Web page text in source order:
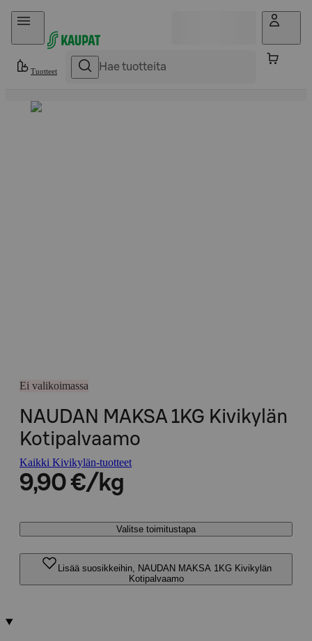
Hyppää sisältöön
Tuotteet
Ei valikoimassa
NAUDAN MAKSA 1KG Kivikylän
Kotipalvaamo
Kaikki Kivikylän-tuotteet
9,90 €/kg
Valitse toimitustapa
Lisää suosikkeihin, NAUDAN MAKSA 1KG Kivikylän
Kotipalvaamo